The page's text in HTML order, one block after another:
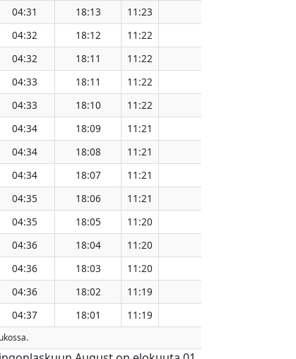
04:31 18:13 11:23
04:32 18:12 11:22
04:32 18:11 11:22
04:33 18:11 11:22
04:33 18:10 11:22
04:34 18:09 11:21
04:34 18:08 11:21
04:34 18:07 11:21
04:35 18:06 11:21
04:35 18:05 11:20
04:36 18:04 11:20
04:36 18:03 11:20
04:36 18:02 11:19
04:37 18:01 11:19